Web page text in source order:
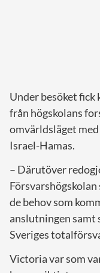
Under besöket
från högskolans
omvärldsläget
Israel-Hamas.
– Därutöver
de behov som
anslutningen samt
Sveriges
Victoria var som